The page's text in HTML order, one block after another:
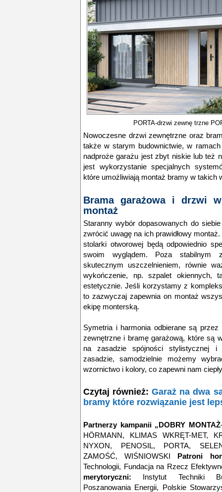
PORTA-drzwi zewnę trzne
Nowoczesne drzwi zewnętrzne oraz
także w starym budownictwie, w
nadproże garażu jest zbyt niskie lub też
jest wykorzystanie specjalnych
które umożliwiają montaż bramy w takich
Brama garażowa i drzwi
montaż
Staranny wybór dopasowanych do
zwrócić uwagę na ich prawidłowy
stolarki otworowej będą odpowiednio
swoim wyglądem. Poza stabilnym
skutecznym uszczelnieniem, równie
wykończenie, np. szpalet okiennych,
estetycznie. Jeśli korzystamy z
to zazwyczaj zapewnia on montaż
ekipę monterską.
Symetria i harmonia odbierane są
zewnętrzne i bramę garażową, które są
na zasadzie spójności stylistycznej i
zasadzie, samodzielnie możemy
wzornictwo i kolory, co zapewni nam
Czytaj również:Garaż na dwa
bramy które rozwiązanie jest
Partnerzy kampanii „DOBRY MONTAŻ
HÖRMANN, KLIMAS WKRĘT-MET,
NYXON, PENOSIL, PORTA,
ZAMOŚĆ, WIŚNIOWSKI Patroni
Technologii, Fundacja na Rzecz
merytoryczni: Instytut Techniki
Poszanowania Energii, Polskie